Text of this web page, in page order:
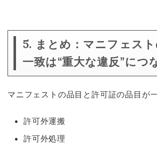
5. まとめ：マニフェス
一致は“重大な違反”につ
マニフェストの品目と許可証の品目が
許可外運搬
許可外処理